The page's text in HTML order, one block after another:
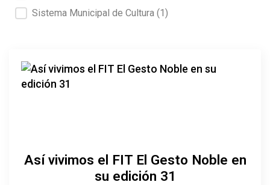
Sistema Municipal de Cultura (1)
Así vivimos el FIT El Gesto Noble en
su edición 31